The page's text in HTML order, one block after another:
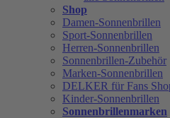
Shop
Damen-Sonnenbrillen
Sport-Sonnenbrillen
Herren-Sonnenbrillen
Sonnenbrillen-Zubehör
Marken-Sonnenbrillen
DELKER für Fans
Kinder-Sonnenbrillen
Sonnenbrillenmarken